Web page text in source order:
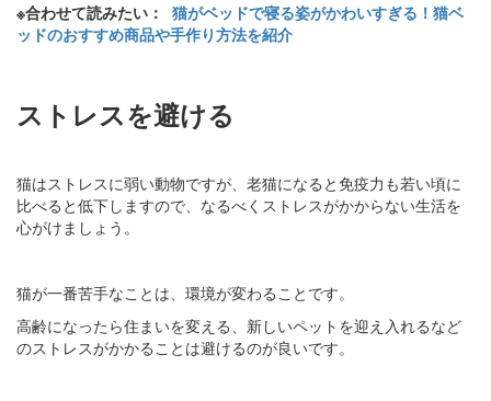
※合わせて読みたい： 猫がベッドで寝る姿がかわいすぎる！猫ベ
ッドのおすすめ商品や手作り方法を紹介
ストレスを避ける
猫はストレスに弱い動物ですが、老猫になると免疫力も若い頃に
比べると低下しますので、なるべくストレスがかからない生活を
心がけましょう。
猫が一番苦手なことは、環境が変わることです。
高齢になったら住まいを変える、新しいペットを迎え入れるなど
のストレスがかかることは避けるのが良いです。